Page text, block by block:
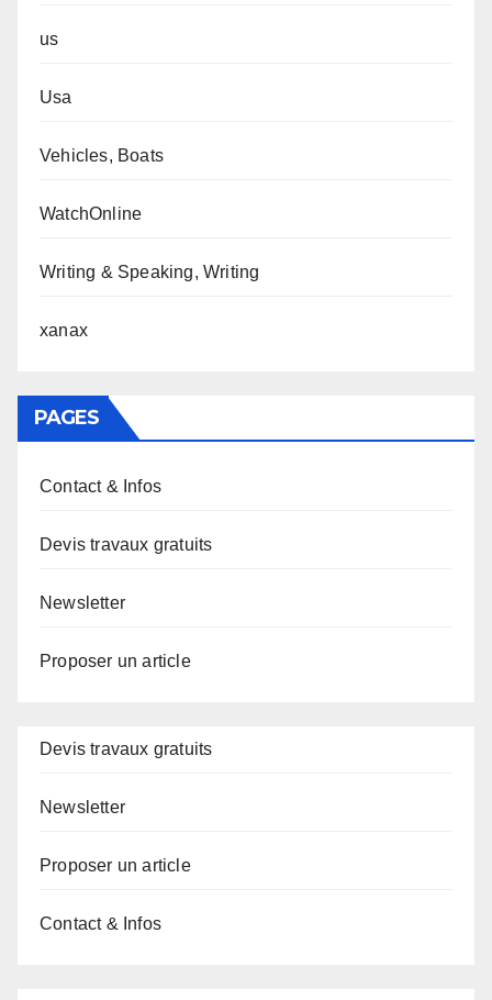
us
Usa
Vehicles, Boats
WatchOnline
Writing & Speaking, Writing
xanax
PAGES
Contact & Infos
Devis travaux gratuits
Newsletter
Proposer un article
Devis travaux gratuits
Newsletter
Proposer un article
Contact & Infos